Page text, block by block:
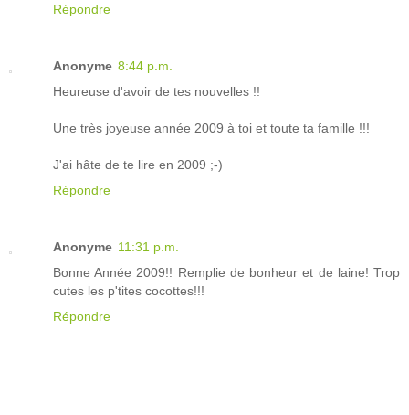
Répondre
Anonyme 8:44 p.m.
Heureuse d'avoir de tes nouvelles !!
Une très joyeuse année 2009 à toi et toute ta famille !!!
J'ai hâte de te lire en 2009 ;-)
Répondre
Anonyme 11:31 p.m.
Bonne Année 2009!! Remplie de bonheur et de laine! Trop
cutes les p'tites cocottes!!!
Répondre